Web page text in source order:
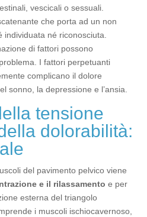
vescicali o sessuali.
che porta ad un non
individuata né riconosciuta.
di fattori possono
I fattori perpetuanti
complicano il dolore
sonno, la depressione e l’ansia.
tensione
dolorabilità:
del pavimento pelvico viene
e il rilassamento e per
esterna del triangolo
i muscoli ischiocavernoso,